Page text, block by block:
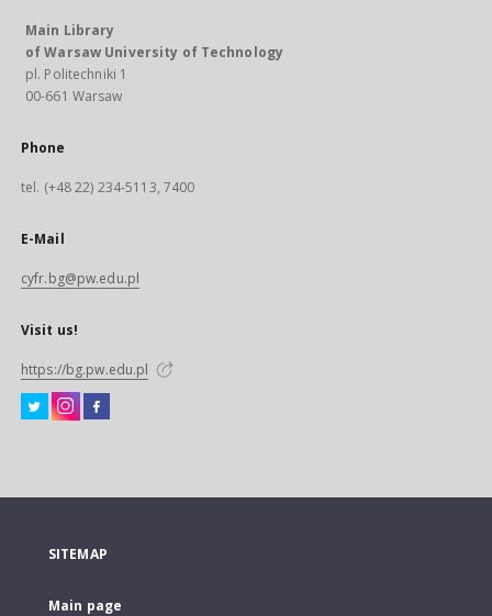
Main Library
of Warsaw University of Technology
pl. Politechniki 1
00-661 Warsaw
Phone
tel. (+48 22) 234-5113, 7400
E-Mail
cyfr.bg@pw.edu.pl
Visit us!
https://bg.pw.edu.pl
SITEMAP
Main page